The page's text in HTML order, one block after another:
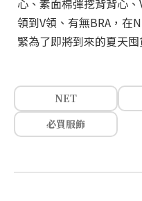
心、素面棉彈挖背背心
領到V領、有無BRA，在
緊為了即將到來的夏天囤
NET
必買服飾